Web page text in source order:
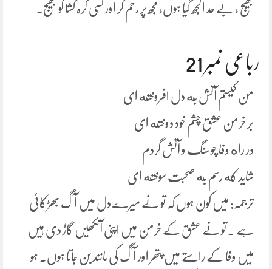
بھیج ، بے حد الجھ گیا ہوں، مجھ پر رحم کر اور کسی گرہ کشا کو بھیج۔
رباعی نمبر 21
من کیستم آتش به دل افروخته ای
بر خرمن عشق چشم خود دوخته ای
در راه وفا چوسنگ و آتش گردم
شاید که رسم به صحبت سوخته ای
ترجمہ: میں کون ہوں کہ تو نے میرے دل میں آگ بھڑکائی
ہے ۔ تو نے عشق کے خرمن میں اپنی آنکھیں گاڑ دی ہیں
میں وفا کے راستے میں پتھر اور آگ کی مانند بن جاتا ہوں۔ ہو